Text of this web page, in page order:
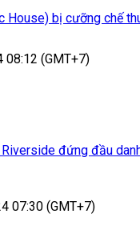
House) bị cưỡng chế
(GMT+7)
đứng đầu
07:30 (GMT+7)